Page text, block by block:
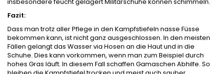
Fazit:
Dass man trotz aller Pflege in den Kampfstiefeln nasse Füsse
bekommen kann, ist nicht ganz ausgeschlossen. In den meisten
Fällen gelangt das Wasser via Hosen an die Haut und in die
Schuhe. Dies kann vorkommen, wenn man zum Beispiel durch
hohes Gras läuft. In diesem Fall schaffen Gamaschen Abhilfe. So